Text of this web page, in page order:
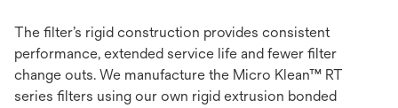
The filter’s rigid construction provides consistent
performance, extended service life and fewer filter
change outs. We manufacture the Micro Klean™ RT
series filters using our own rigid extrusion bonded